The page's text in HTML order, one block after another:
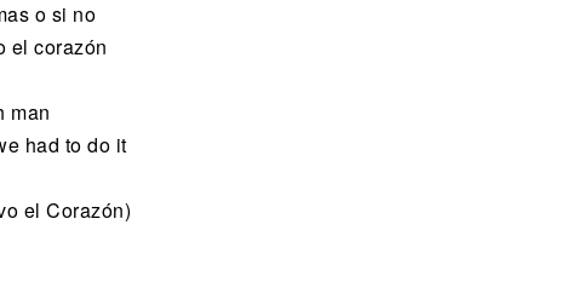
o si no
el corazón
man
had to do it
el Corazón)